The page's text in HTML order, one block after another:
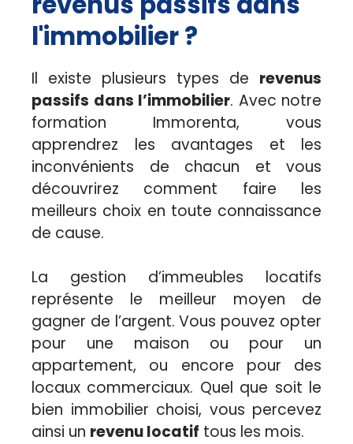
l'immobilier ?
Il existe plusieurs types de revenus
passifs dans l’immobilier. Avec notre
formation Immorenta, vous
apprendrez les avantages et les
inconvénients de chacun et vous
découvrirez comment faire les
meilleurs choix en toute connaissance
de cause.
La gestion d’immeubles locatifs
représente le meilleur moyen de
gagner de l’argent. Vous pouvez opter
pour une maison ou pour un
appartement, ou encore pour des
locaux commerciaux. Quel que soit le
bien immobilier choisi, vous percevez
ainsi un revenu locatif tous les mois.